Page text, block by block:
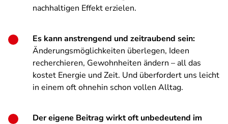
nachhaltigen Effekt erzielen.
Es kann anstrengend und zeitraubend sein:
Änderungsmöglichkeiten überlegen, Ideen
recherchieren, Gewohnheiten ändern – all das
kostet Energie und Zeit. Und überfordert uns leicht
in einem oft ohnehin schon vollen Alltag.
Der eigene Beitrag wirkt oft unbedeutend im